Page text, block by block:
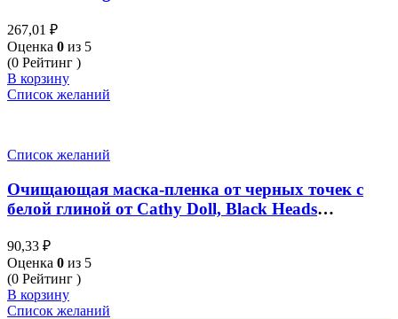
267,01 ₽
Оценка 0 из 5
(0 Рейтинг )
В корзину
Список желаний
Список желаний
Очищающая маска-пленка от черных точек с
белой глиной от Cathy Doll, Black Heads
90,33 ₽
Оценка 0 из 5
(0 Рейтинг )
В корзину
Список желаний